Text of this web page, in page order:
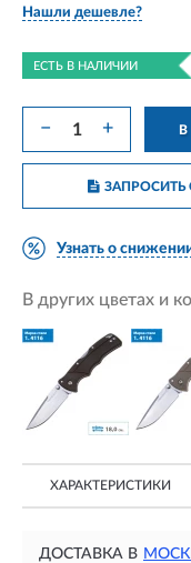
Нашли дешевле?
ЕСТЬ В НАЛИЧИИ
− + В
ЗАПРОСИТЬ
Узнать о
В других цветах и
ХАРАКТЕРИСТИКИ
ДОСТАВКА В